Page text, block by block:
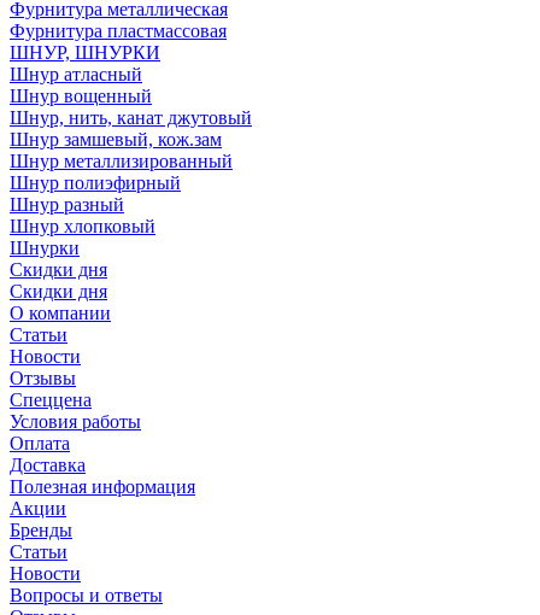
Фурнитура металлическая
Фурнитура пластмассовая
ШНУР, ШНУРКИ
Шнур атласный
Шнур вощенный
Шнур, нить, канат джутовый
Шнур замшевый, кож.зам
Шнур металлизированный
Шнур полиэфирный
Шнур разный
Шнур хлопковый
Шнурки
Скидки дня
Скидки дня
О компании
Статьи
Новости
Отзывы
Спеццена
Условия работы
Оплата
Доставка
Полезная информация
Акции
Бренды
Статьи
Новости
Вопросы и ответы